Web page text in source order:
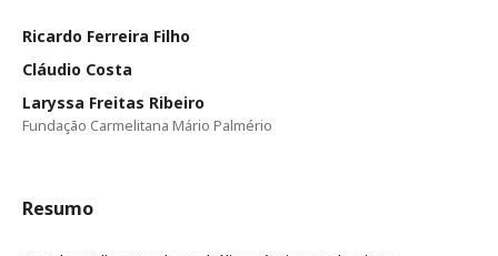
Ricardo Ferreira Filho
Cláudio Costa
Laryssa Freitas Ribeiro
Fundação Carmelitana Mário Palmério
Resumo